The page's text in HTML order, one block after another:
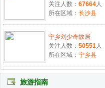
关注人数： 67664人
所在区域： 长沙县
宁乡刘少奇故居
关注人数： 50551人
所在区域： 宁乡县
旅游指南